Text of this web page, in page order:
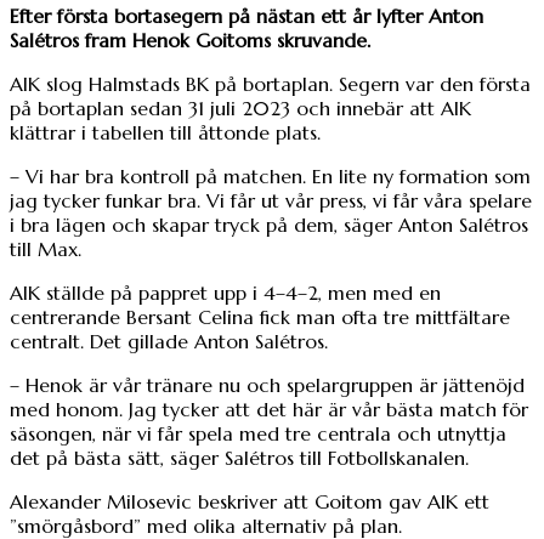
Efter första bortasegern på nästan ett år lyfter Anton
Salétros fram Henok Goitoms skruvande.
AIK slog Halmstads BK på bortaplan. Segern var den första
på bortaplan sedan 31 juli 2023 och innebär att AIK
klättrar i tabellen till åttonde plats.
– Vi har bra kontroll på matchen. En lite ny formation som
jag tycker funkar bra. Vi får ut vår press, vi får våra spelare
i bra lägen och skapar tryck på dem, säger Anton Salétros
till Max.
AIK ställde på pappret upp i 4–4–2, men med en
centrerande Bersant Celina fick man ofta tre mittfältare
centralt. Det gillade Anton Salétros.
– Henok är vår tränare nu och spelargruppen är jättenöjd
med honom. Jag tycker att det här är vår bästa match för
säsongen, när vi får spela med tre centrala och utnyttja
det på bästa sätt, säger Salétros till Fotbollskanalen.
Alexander Milosevic beskriver att Goitom gav AIK ett
”smörgåsbord” med olika alternativ på plan.